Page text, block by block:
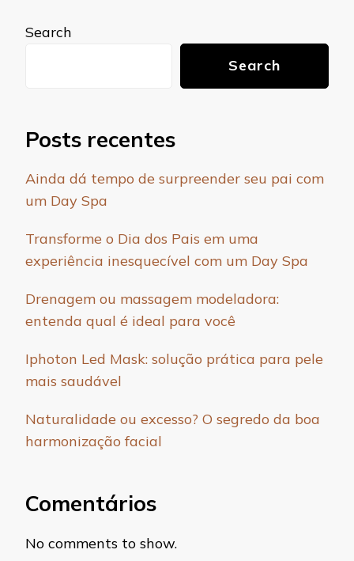
Search
Search
Posts recentes
Ainda dá tempo de surpreender seu pai com
um Day Spa
Transforme o Dia dos Pais em uma
experiência inesquecível com um Day Spa
Drenagem ou massagem modeladora:
entenda qual é ideal para você
Iphoton Led Mask: solução prática para pele
mais saudável
Naturalidade ou excesso? O segredo da boa
harmonização facial
Comentários
No comments to show.